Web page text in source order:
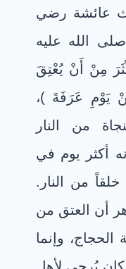
عائشة رضي
الله عليه
مِنْ أَنْ يُعْتِقَ
يَوْمِ عَرَفَةَ )،
من النار
أكثر يوم في
خلقاً من النار.
أن العتق من
وإنما